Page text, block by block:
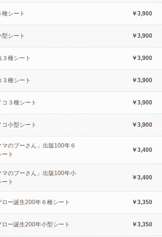
種シート ￥3,900
型シート ￥3,900
３種シート ￥3,900
３種シート ￥3,900
コ３種シート ￥3,900
コ小型シート ￥3,900
マのプーさん」出版100年６
ート
￥3,400
マのプーさん」出版100年小
ート
￥3,400
ロー誕生200年６種シート ￥3,350
ロー誕生200年小型シート ￥3,350